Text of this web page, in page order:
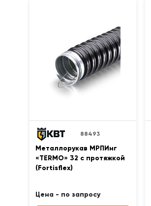
88493
Металлорукав МРПИнг
«TERMO» 32 с протяжкой
(Fortisflex)
Цена - по запросу